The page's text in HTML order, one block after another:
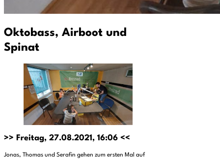
Oktobass, Airboot und
Spinat
>> Freitag, 27.08.2021, 16:06 <<
Jonas, Thomas und Serafin gehen zum ersten Mal auf